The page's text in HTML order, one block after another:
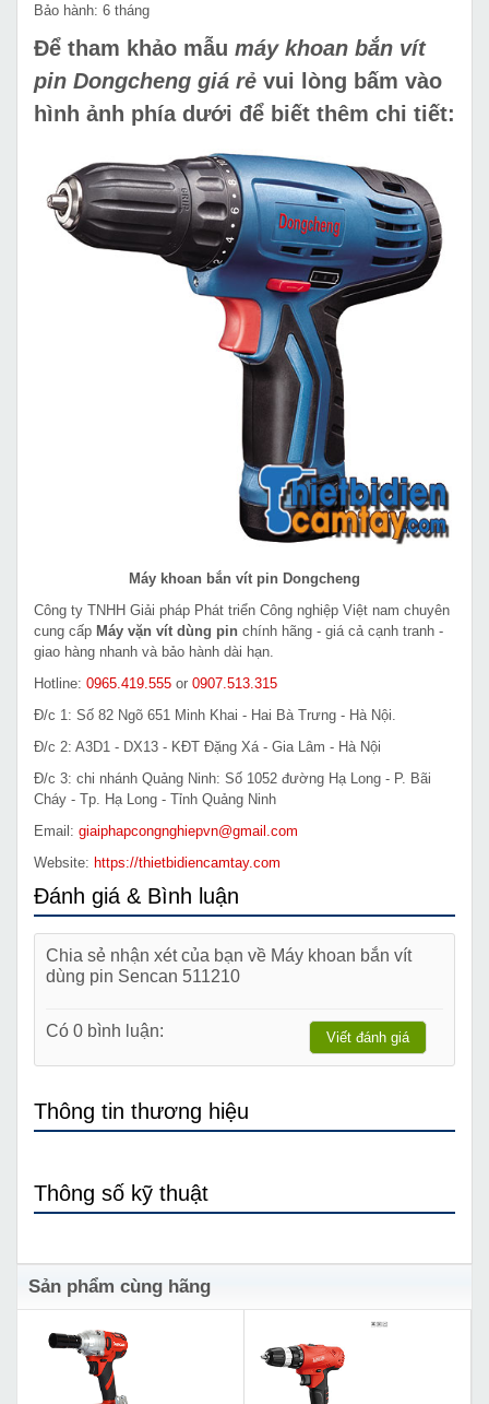
Bảo hành: 6 tháng
Để tham khảo mẫu máy khoan bắn vít
pin Dongcheng giá rẻ vui lòng bấm vào
hình ảnh phía dưới để biết thêm chi tiết:
Máy khoan bắn vít pin Dongcheng
Công ty TNHH Giải pháp Phát triển Công nghiệp Việt nam chuyên
cung cấp Máy vặn vít dùng pin chính hãng - giá cả cạnh tranh -
giao hàng nhanh và bảo hành dài hạn.
Hotline: 0965.419.555 or 0907.513.315
Đ/c 1: Số 82 Ngõ 651 Minh Khai - Hai Bà Trưng - Hà Nội.
Đ/c 2: A3D1 - DX13 - KĐT Đặng Xá - Gia Lâm - Hà Nội
Đ/c 3: chi nhánh Quảng Ninh: Số 1052 đường Hạ Long - P. Bãi
Cháy - Tp. Hạ Long - Tỉnh Quảng Ninh
Email: giaiphapcongnghiepvn@gmail.com
Website: https://thietbidiencamtay.com
Đánh giá & Bình luận
Chia sẻ nhận xét của bạn về Máy khoan bắn vít
dùng pin Sencan 511210
Có 0 bình luận: Viết đánh giá
Thông tin thương hiệu
Thông số kỹ thuật
Sản phẩm cùng hãng